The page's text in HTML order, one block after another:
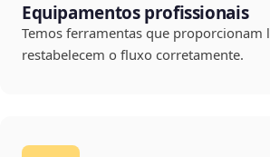
Equipamentos profissionais
Temos ferramentas que proporcionam
restabelecem o fluxo corretamente.